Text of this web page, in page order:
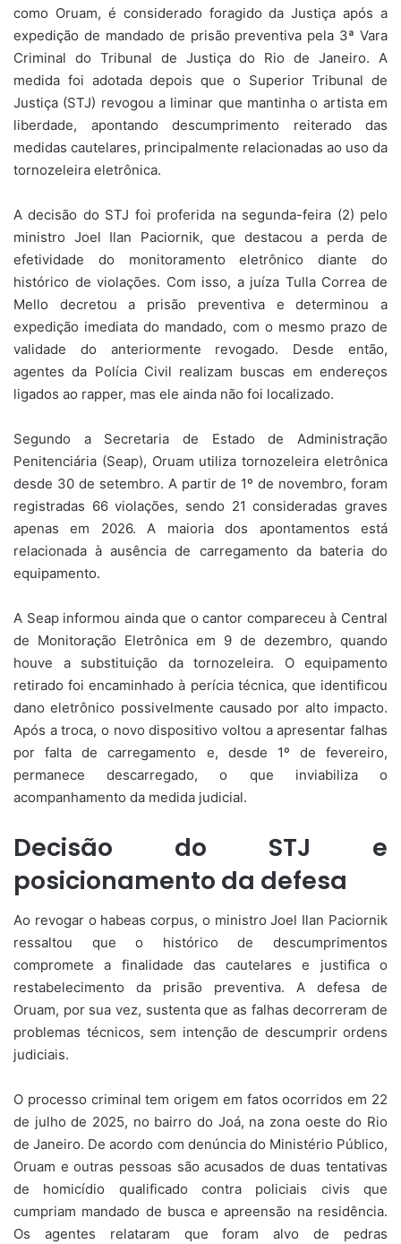
como Oruam, é considerado foragido da Justiça após a
expedição de mandado de prisão preventiva pela 3ª Vara
Criminal do Tribunal de Justiça do Rio de Janeiro. A
medida foi adotada depois que o Superior Tribunal de
Justiça (STJ) revogou a liminar que mantinha o artista em
liberdade, apontando descumprimento reiterado das
medidas cautelares, principalmente relacionadas ao uso da
tornozeleira eletrônica.
A decisão do STJ foi proferida na segunda-feira (2) pelo
ministro Joel Ilan Paciornik, que destacou a perda de
efetividade do monitoramento eletrônico diante do
histórico de violações. Com isso, a juíza Tulla Correa de
Mello decretou a prisão preventiva e determinou a
expedição imediata do mandado, com o mesmo prazo de
validade do anteriormente revogado. Desde então,
agentes da Polícia Civil realizam buscas em endereços
ligados ao rapper, mas ele ainda não foi localizado.
Segundo a Secretaria de Estado de Administração
Penitenciária (Seap), Oruam utiliza tornozeleira eletrônica
desde 30 de setembro. A partir de 1º de novembro, foram
registradas 66 violações, sendo 21 consideradas graves
apenas em 2026. A maioria dos apontamentos está
relacionada à ausência de carregamento da bateria do
equipamento.
A Seap informou ainda que o cantor compareceu à Central
de Monitoração Eletrônica em 9 de dezembro, quando
houve a substituição da tornozeleira. O equipamento
retirado foi encaminhado à perícia técnica, que identificou
dano eletrônico possivelmente causado por alto impacto.
Após a troca, o novo dispositivo voltou a apresentar falhas
por falta de carregamento e, desde 1º de fevereiro,
permanece descarregado, o que inviabiliza o
acompanhamento da medida judicial.
Decisão do STJ e
posicionamento da defesa
Ao revogar o habeas corpus, o ministro Joel Ilan Paciornik
ressaltou que o histórico de descumprimentos
compromete a finalidade das cautelares e justifica o
restabelecimento da prisão preventiva. A defesa de
Oruam, por sua vez, sustenta que as falhas decorreram de
problemas técnicos, sem intenção de descumprir ordens
judiciais.
O processo criminal tem origem em fatos ocorridos em 22
de julho de 2025, no bairro do Joá, na zona oeste do Rio
de Janeiro. De acordo com denúncia do Ministério Público,
Oruam e outras pessoas são acusados de duas tentativas
de homicídio qualificado contra policiais civis que
cumpriam mandado de busca e apreensão na residência.
Os agentes relataram que foram alvo de pedras